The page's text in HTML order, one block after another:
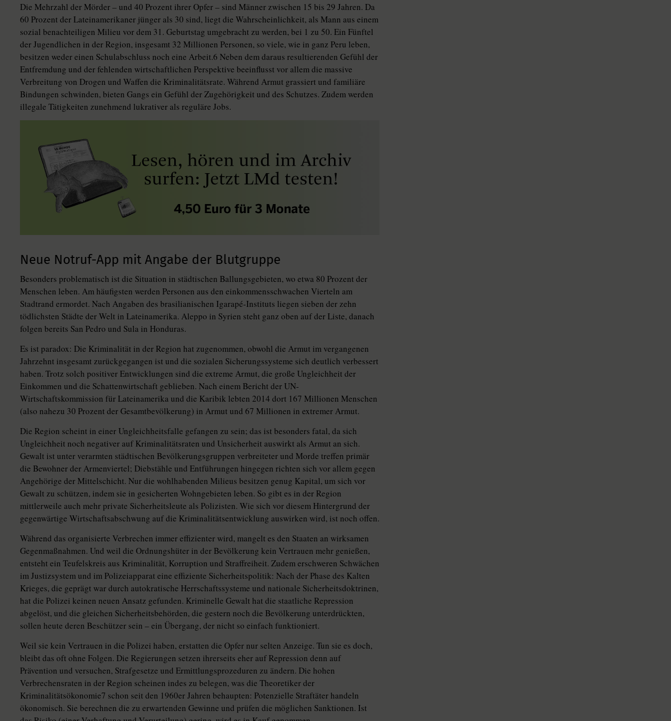
Die Mehrzahl der Mörder – und 40 Prozent ihrer Opfer – sind Männer zwischen 15 bis 29 Jahren. Da
60 Prozent der Lateinamerikaner jünger als 30 sind, liegt die Wahrscheinlichkeit, als Mann aus einem
sozial benachteiligen Milieu vor dem 31. Geburtstag umgebracht zu werden, bei 1 zu 50. Ein Fünftel
der Jugendlichen in der Region, insgesamt 32 Millionen Personen, so viele, wie in ganz Peru leben,
besitzen weder einen Schulabschluss noch eine Arbeit.6 Neben dem daraus resultierenden Gefühl der
Entfremdung und der fehlenden wirtschaftlichen Perspektive beeinflusst vor allem die massive
Verbreitung von Drogen und Waffen die Kriminalitätsrate. Während Armut grassiert und familiäre
Bindungen schwinden, bieten Gangs ein Gefühl der Zugehörigkeit und des Schutzes. Zudem werden
illegale Tätigkeiten zunehmend lukrativer als reguläre Jobs.
Neue Notruf-App mit Angabe der Blutgruppe
Besonders problematisch ist die Situation in städtischen Ballungsgebieten, wo etwa 80 Prozent der
Menschen leben. Am häufigsten werden Personen aus den einkommensschwachen Vierteln am
Stadtrand ermordet. Nach Angaben des brasilianischen Igarapé-Instituts liegen sieben der zehn
tödlichsten Städte der Welt in Lateinamerika. Aleppo in Syrien steht ganz oben auf der Liste, danach
folgen bereits San Pedro und Sula in Honduras.
Es ist paradox: Die Kriminalität in der Region hat zugenommen, obwohl die Armut im vergangenen
Jahrzehnt insgesamt zurückgegangen ist und die sozialen Sicherungssysteme sich deutlich verbessert
haben. Trotz solch positiver Entwicklungen sind die extreme Armut, die große Ungleichheit der
Einkommen und die Schattenwirtschaft geblieben. Nach einem Bericht der UN-
Wirtschaftskommission für Lateinamerika und die Karibik lebten 2014 dort 167 Millionen Menschen
(also nahezu 30 Prozent der Gesamtbevölkerung) in Armut und 67 Millionen in extremer Armut.
Die Region scheint in einer Ungleichheitsfalle gefangen zu sein; das ist besonders fatal, da sich
Ungleichheit noch negativer auf Kriminalitätsraten und Unsicherheit auswirkt als Armut an sich.
Gewalt ist unter verarmten städtischen Bevölkerungsgruppen verbreiteter und Morde treffen primär
die Bewohner der Armenviertel; Diebstähle und Entführungen hingegen richten sich vor allem gegen
Angehörige der Mittelschicht. Nur die wohlhabenden Milieus besitzen genug Kapital, um sich vor
Gewalt zu schützen, indem sie in gesicherten Wohngebieten leben. So gibt es in der Region
mittlerweile auch mehr private Sicherheitsleute als Polizisten. Wie sich vor diesem Hintergrund der
gegenwärtige Wirtschaftsabschwung auf die Kriminalitätsentwicklung auswirken wird, ist noch offen.
Während das organisierte Verbrechen immer effizienter wird, mangelt es den Staaten an wirksamen
Gegenmaßnahmen. Und weil die Ordnungshüter in der Bevölkerung kein Vertrauen mehr genießen,
entsteht ein Teufelskreis aus Kriminalität, Korruption und Straffreiheit. Zudem erschweren Schwächen
im Justizsystem und im Polizeiapparat eine effiziente Sicherheitspolitik: Nach der Phase des Kalten
Krieges, die geprägt war durch autokratische Herrschaftssysteme und nationale Sicherheitsdoktrinen,
hat die Polizei keinen neuen Ansatz gefunden. Kriminelle Gewalt hat die staatliche Repression
abgelöst, und die gleichen Sicherheitsbehörden, die gestern noch die Bevölkerung unterdrückten,
sollen heute deren Beschützer sein – ein Übergang, der nicht so einfach funktioniert.
Weil sie kein Vertrauen in die Polizei haben, erstatten die Opfer nur selten Anzeige. Tun sie es doch,
bleibt das oft ohne Folgen. Die Regierungen setzen ihrerseits eher auf Repression denn auf
Prävention und versuchen, Strafgesetze und Ermittlungsprozeduren zu ändern. Die hohen
Verbrechensraten in der Region scheinen indes zu belegen, was die Theoretiker der
Kriminalitätsökonomie7 schon seit den 1960er Jahren behaupten: Potenzielle Straftäter handeln
ökonomisch. Sie berechnen die zu erwartenden Gewinne und prüfen die möglichen Sanktionen. Ist